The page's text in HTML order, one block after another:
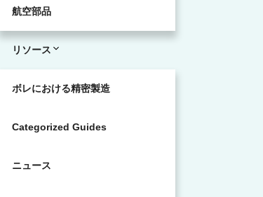
航空部品
リソース
ボレにおける精密製造
Categorized Guides
ニュース